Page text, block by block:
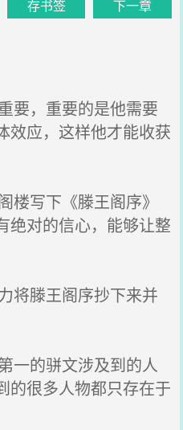
存书签 下一章
要，重要的是他需要
效应，这样他才能收获
写下《滕王阁序》
绝对的信心，能够让整
将滕王阁序抄下来并
一的骈文涉及到的人
的很多人物都只存在于